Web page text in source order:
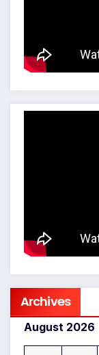
Archives
August 2026